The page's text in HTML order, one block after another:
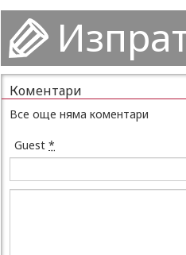
Коментари
Все още няма коментари
Guest *